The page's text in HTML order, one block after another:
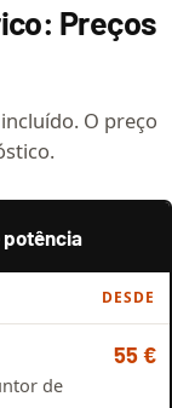
Preços
O preço
potência
DESDE
de
55 €